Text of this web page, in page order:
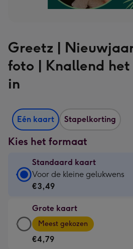
Greetz |
foto | Knallend
in
Eén kaart Stapelkorting
Kies het formaat
Standaard kaart
Standaard
kaart
€3,49
-
Voor
Voor de kleine gelukwens
€3,49
Grote kaart
Grote
kaart
-
Meest gekozen
€4,79